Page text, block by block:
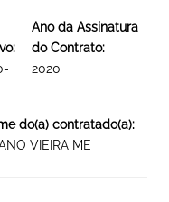
Ano da Assinatura
do Contrato:
2020
do(a) contratado(a):
VIEIRA ME